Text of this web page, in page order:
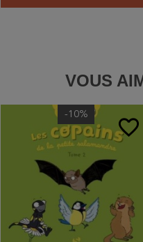
VOUS
favorite_border
-10%